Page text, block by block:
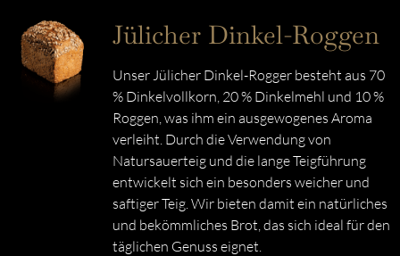
Jülicher Dinkel-Roggen
Unser Jülicher Dinkel-Rogger besteht aus 70
% Dinkelvollkorn, 20 % Dinkelmehl und 10 %
Roggen, was ihm ein ausgewogenes Aroma
verleiht. Durch die Verwendung von
Natursauerteig und die lange Teigführung
entwickelt sich ein besonders weicher und
saftiger Teig. Wir bieten damit ein natürliches
und bekömmliches Brot, das sich ideal für den
täglichen Genuss eignet.